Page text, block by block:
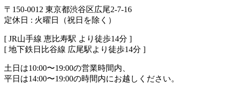
〒150-0012 東京都渋谷区広尾2-7-16
定休日 : 火曜日（祝日を除く）
[ JR山手線 恵比寿駅 より徒歩14分 ]
[ 地下鉄日比谷線 広尾駅より徒歩14分 ]
土日は10:00〜19:00の営業時間内、
平日は14:00〜19:00の時間内にお越しください。